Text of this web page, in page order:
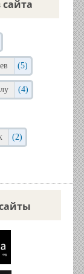
(5)
(4)
(2)